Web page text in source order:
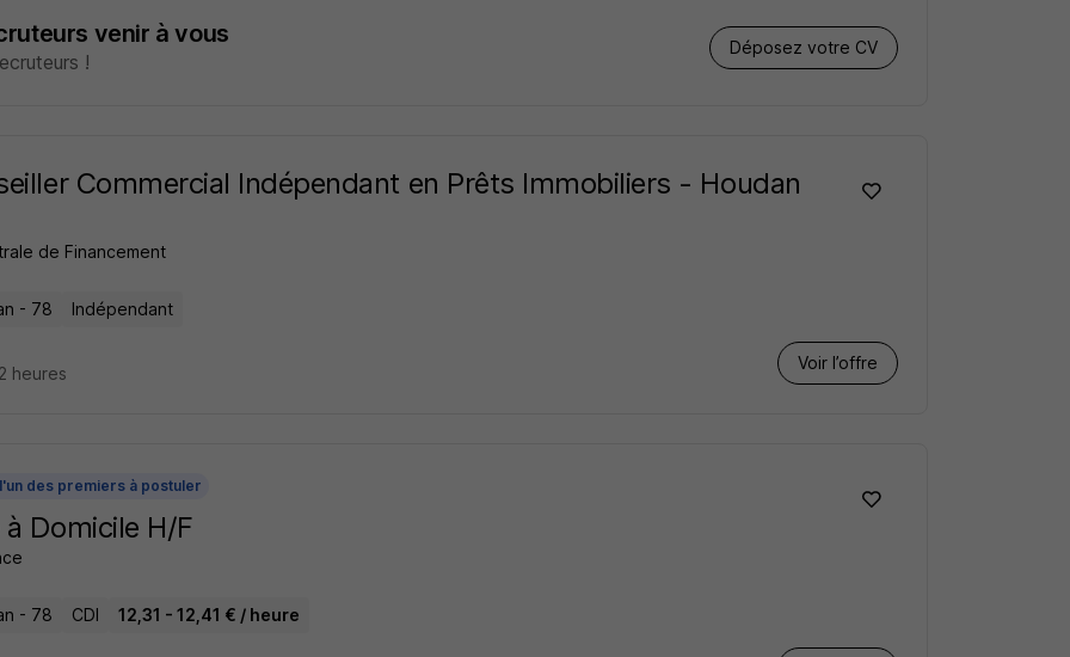
venir à vous
!
Déposez votre CV
Commercial Indépendant en Prêts Immobiliers - Houdan
de Financement
- 78 Indépendant
Voir l’offre
heures
des premiers à postuler
à Domicile H/F
- 78 CDI 12,31 - 12,41 € / heure